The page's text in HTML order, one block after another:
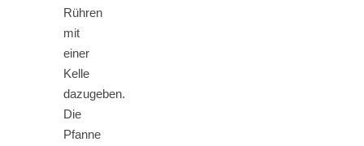
Rühren
mit
einer
Kelle
dazugeben.
Die
Pfanne